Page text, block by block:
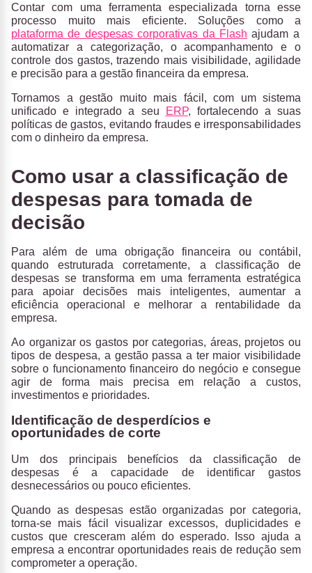
Contar com uma ferramenta especializada torna esse
processo muito mais eficiente. Soluções como a
plataforma de despesas corporativas da Flash ajudam a
automatizar a categorização, o acompanhamento e o
controle dos gastos, trazendo mais visibilidade, agilidade
e precisão para a gestão financeira da empresa.
Tornamos a gestão muito mais fácil, com um sistema
unificado e integrado a seu
ERP, fortalecendo a suas
políticas de gastos, evitando fraudes e irresponsabilidades
com o dinheiro da empresa.
Como usar a classificação de
despesas para tomada de
decisão
Para além de uma obrigação financeira ou contábil,
quando estruturada corretamente, a classificação de
despesas se transforma em uma ferramenta estratégica
para apoiar decisões mais inteligentes, aumentar a
eficiência operacional e melhorar a rentabilidade da
empresa.
Ao organizar os gastos por categorias, áreas, projetos ou
tipos de despesa, a gestão passa a ter maior visibilidade
sobre o funcionamento financeiro do negócio e consegue
agir de forma mais precisa em relação a custos,
investimentos e prioridades.
Identificação de desperdícios e
oportunidades de corte
Um dos principais benefícios da classificação de
despesas é a capacidade de identificar gastos
desnecessários ou pouco eficientes.
Quando as despesas estão organizadas por categoria,
torna-se mais fácil visualizar excessos, duplicidades e
custos que cresceram além do esperado. Isso ajuda a
empresa a encontrar oportunidades reais de redução sem
comprometer a operação.